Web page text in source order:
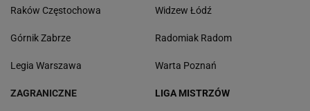
Raków Częstochowa
Górnik Zabrze
Legia Warszawa
Widzew Łódź
Radomiak Radom
Warta Poznań
ZAGRANICZNE LIGA MISTRZÓW